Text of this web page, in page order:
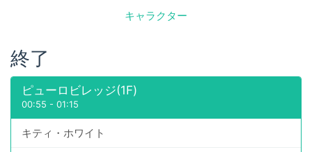
キャラクター
終了
ピューロビレッジ(1F)
00:55 - 01:15
キティ・ホワイト